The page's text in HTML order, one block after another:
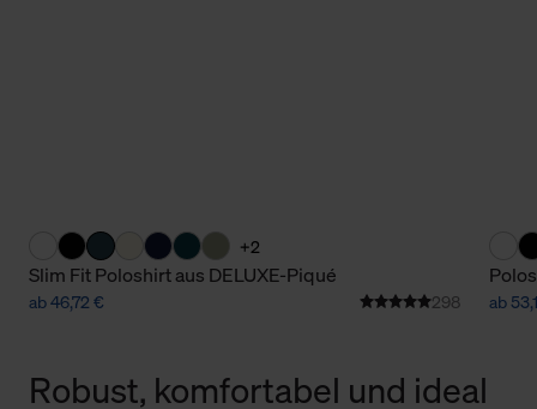
+2
Slim Fit Poloshirt aus DELUXE-Piqué
ab 46,72 € 298 ab
Robust, komfortabel und ideal